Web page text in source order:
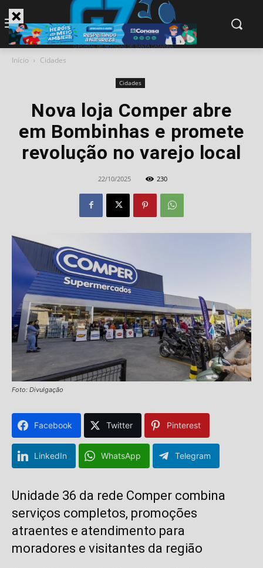
Início Cidades
Cidades
Nova loja Comper abre
em Bombinhas e promete
revolução no varejo local
22/10/2025 230
Foto: Divulgação
Facebook Twitter Pinterest
LinkedIn WhatsApp Telegram
Unidade 36 da rede Comper combina
serviços completos, promoções
atraentes e atendimento para
moradores e visitantes da região
modal-check